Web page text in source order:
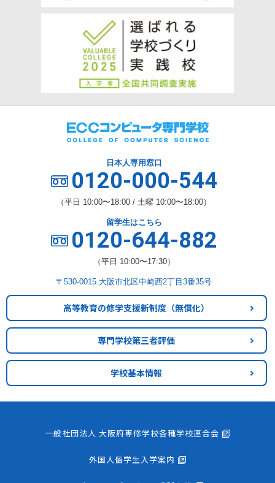
日本人専用窓口
0120-000-544
（平日 10:00〜18:00 / 土曜 10:00〜18:00）
留学生はこちら
0120-644-882
（平日 10:00〜17:30）
〒530-0015 大阪市北区中崎西2丁目3番35号
高等教育の修学支援新制度 （無償化）
専門学校第三者評価
学校基本情報
一般社団法人 大阪府専修学校各種学校連合会
外国人留学生入学案内